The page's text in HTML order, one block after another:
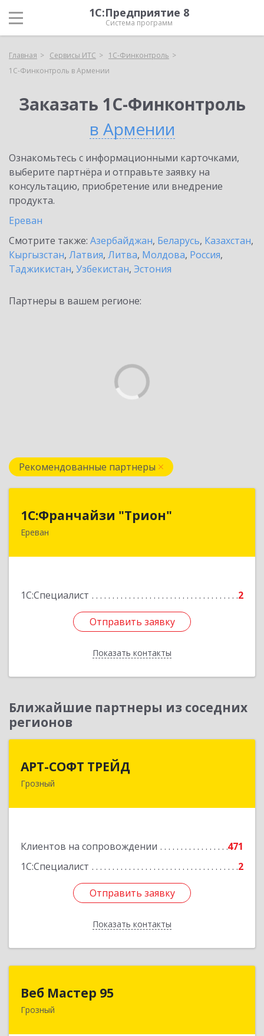
1С:Предприятие 8
Система программ
Главная Сервисы ИТС
1С-Финконтроль
1С-Финконтроль в Армении
Заказать 1С-Финконтроль
в Армении
Ознакомьтесь с информационными карточками,
выберите партнёра и отправьте заявку на
консультацию, приобретение или внедрение
продукта.
Ереван
Смотрите также: Азербайджан, Беларусь, Казахстан,
Кыргызстан, Латвия, Литва, Молдова, Россия,
Таджикистан, Узбекистан, Эстония
Партнеры в вашем регионе:
Рекомендованные партнеры
1С:Франчайзи "Трион"
Ереван
1С:Специалист 2
Отправить заявку
Показать контакты
1С:Франчайзи "Трион"
Армения, Ереван, ул. Наири Заряна 73/1, 2 этаж
Отправить заявку
Назад
Ближайшие партнеры из соседних
регионов
АРТ-СОФТ ТРЕЙД
Грозный
Клиентов на сопровождении
471
1С:Специалист
2
Отправить заявку
Показать контакты
364013, Чеченская Респ, Грозный г, Полярников
Отправить заявку
Назад
Веб Мастер 95
Грозный